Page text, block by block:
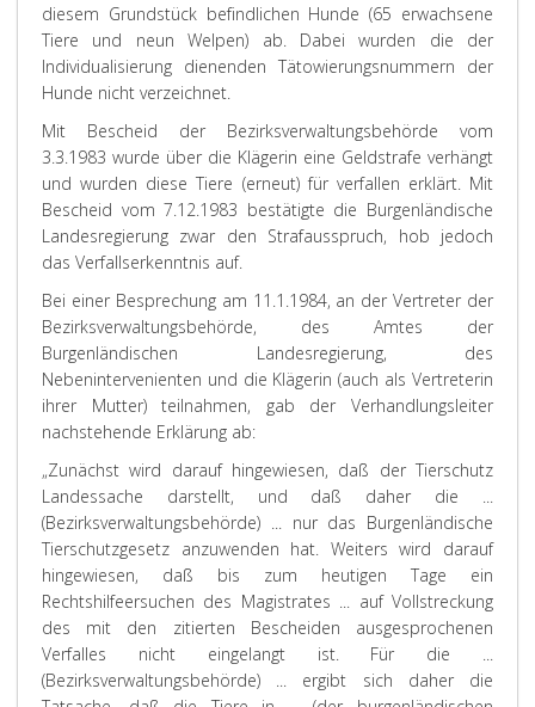
diesem Grundstück befindlichen Hunde (65 erwachsene
Tiere und neun Welpen) ab. Dabei wurden die der
Individualisierung dienenden Tätowierungsnummern der
Hunde nicht verzeichnet.
Mit Bescheid der Bezirksverwaltungsbehörde vom
3.3.1983 wurde über die Klägerin eine Geldstrafe verhängt
und wurden diese Tiere (erneut) für verfallen erklärt. Mit
Bescheid vom 7.12.1983 bestätigte die Burgenländische
Landesregierung zwar den Strafausspruch, hob jedoch
das Verfallserkenntnis auf.
Bei einer Besprechung am 11.1.1984, an der Vertreter der
Bezirksverwaltungsbehörde, des Amtes der
Burgenländischen Landesregierung, des
Nebenintervenienten und die Klägerin (auch als Vertreterin
ihrer Mutter) teilnahmen, gab der Verhandlungsleiter
nachstehende Erklärung ab:
„Zunächst wird darauf hingewiesen, daß der Tierschutz
Landessache darstellt, und daß daher die ...
(Bezirksverwaltungsbehörde) ... nur das Burgenländische
Tierschutzgesetz anzuwenden hat. Weiters wird darauf
hingewiesen, daß bis zum heutigen Tage ein
Rechtshilfeersuchen des Magistrates ... auf Vollstreckung
des mit den zitierten Bescheiden ausgesprochenen
Verfalles nicht eingelangt ist. Für die ...
(Bezirksverwaltungsbehörde) ... ergibt sich daher die